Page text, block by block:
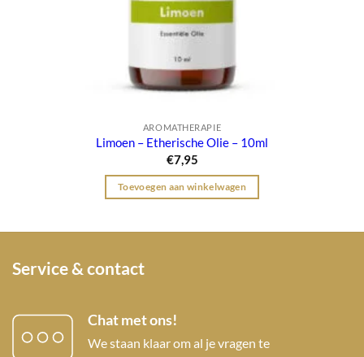
AROMATHERAPIE
Limoen – Etherische Olie – 10ml
€7,95
Toevoegen aan winkelwagen
Service & contact
Chat met ons!
We staan klaar om al je vragen te